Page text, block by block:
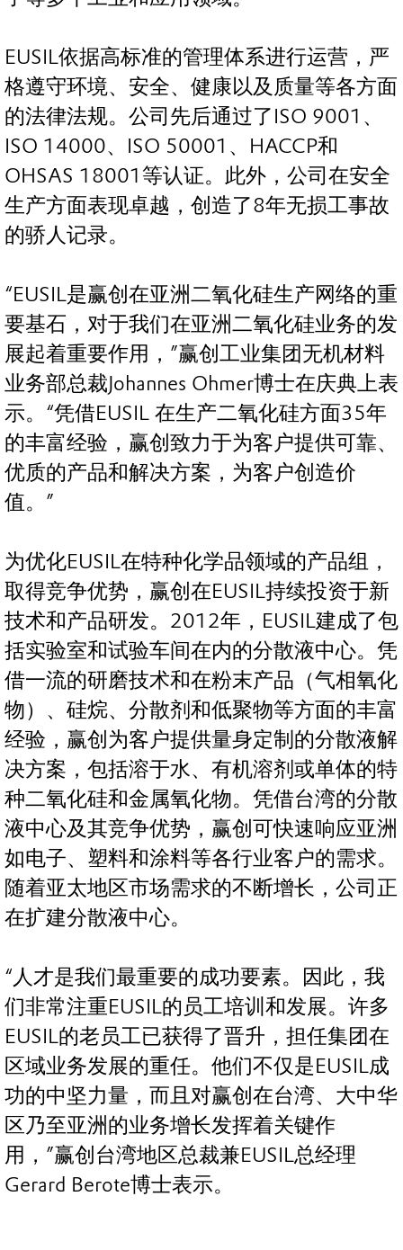
EUSIL依据高标准的管理体系进行运营，严
格遵守环境、安全、健康以及质量等各方面
的法律法规。公司先后通过了ISO 9001、
ISO 14000、ISO 50001、HACCP和
OHSAS 18001等认证。此外，公司在安全
生产方面表现卓越，创造了8年无损工事故
的骄人记录。
“EUSIL是赢创在亚洲二氧化硅生产网络的重
要基石，对于我们在亚洲二氧化硅业务的发
展起着重要作用，”赢创工业集团无机材料
业务部总裁Johannes Ohmer博士在庆典上表
示。“凭借EUSIL 在生产二氧化硅方面35年
的丰富经验，赢创致力于为客户提供可靠、
优质的产品和解决方案，为客户创造价
值。”
为优化EUSIL在特种化学品领域的产品组，
取得竞争优势，赢创在EUSIL持续投资于新
技术和产品研发。2012年，EUSIL建成了包
括实验室和试验车间在内的分散液中心。凭
借一流的研磨技术和在粉末产品（气相氧化
物）、硅烷、分散剂和低聚物等方面的丰富
经验，赢创为客户提供量身定制的分散液解
决方案，包括溶于水、有机溶剂或单体的特
种二氧化硅和金属氧化物。凭借台湾的分散
液中心及其竞争优势，赢创可快速响应亚洲
如电子、塑料和涂料等各行业客户的需求。
随着亚太地区市场需求的不断增长，公司正
在扩建分散液中心。
“人才是我们最重要的成功要素。因此，我
们非常注重EUSIL的员工培训和发展。许多
EUSIL的老员工已获得了晋升，担任集团在
区域业务发展的重任。他们不仅是EUSIL成
功的中坚力量，而且对赢创在台湾、大中华
区乃至亚洲的业务增长发挥着关键作
用，”赢创台湾地区总裁兼EUSIL总经理
Gerard Berote博士表示。